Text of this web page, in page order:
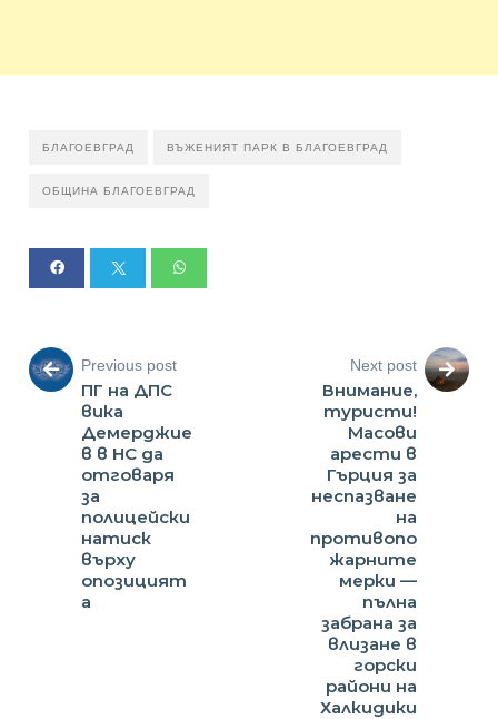
БЛАГОЕВГРАД ВЪЖЕНИЯТ ПАРК В БЛАГОЕВГРАД
ОБЩИНА БЛАГОЕВГРАД
Previous post
ПГ на ДПС
вика
Демерджие
в в НС да
отговаря
за
полицейски
натиск
върху
опозицият
а
Next post
Внимание,
туристи!
Масови
арести в
Гърция за
неспазване
на
противопо
жарните
мерки —
пълна
забрана за
влизане в
горски
райони на
Халкидики